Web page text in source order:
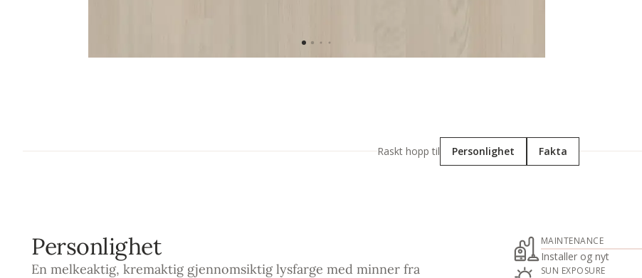
Raskt hopp til Personlighet Fakta
Personlighet
En melkeaktig, kremaktig gjennomsiktig lysfarge med minner fra
MAINTENANCE
Installer og nyt
SUN EXPOSURE